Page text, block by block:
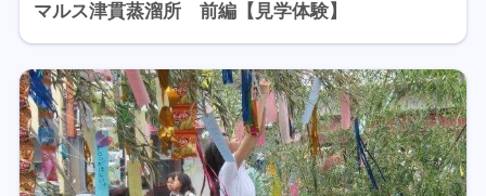
マルス津貫蒸溜所 前編【見学体験】